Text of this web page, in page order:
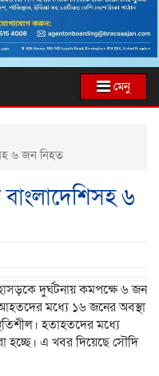
মেনু
৬ জন নিহত
৬
দুর্ঘটনায় কমপক্ষে ৬ জন
মধ্যে ১৬ জনের অবস্থা
হতাহতদের মধ্যে
হচ্ছে। এ খবর দিয়েছে সৌদি